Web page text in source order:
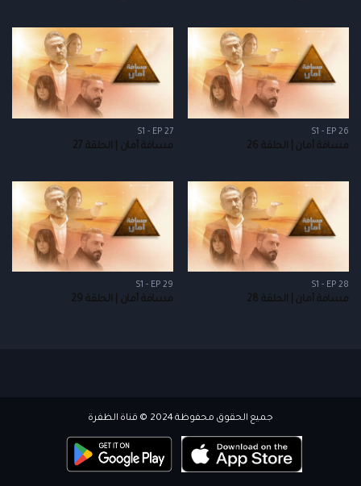
S1 - EP 26
مسافة أمان | الحلقة 26
S1 - EP 27
مسافة أمان | الحلقة 27
S1 - EP 28
مسافة أمان | الحلقة 28
S1 - EP 29
مسافة أمان | الحلقة 29
جميع الحقوق محفوظة 2024 © قناة الظفرة